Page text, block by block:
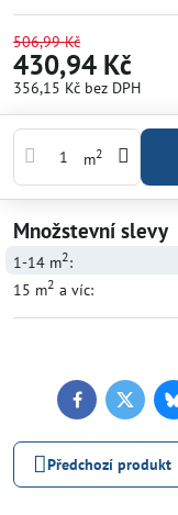
506,99 Kč
430,94 Kč
356,15 Kč bez DPH
m2
Množstevní slevy
1-14 m2:
15 m2 a víc:
FacebookTwitter
Předchozí produkt